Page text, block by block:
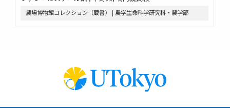
農場博物館コレクション（蔵書） | 農学生命科学研究科・農学部